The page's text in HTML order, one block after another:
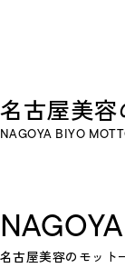
名古屋美容
NAGOYA BIYO
名古屋美容のモット